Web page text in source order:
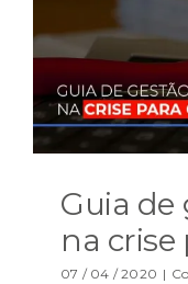
Guia de
na crise
07 / 04 / 2020 |